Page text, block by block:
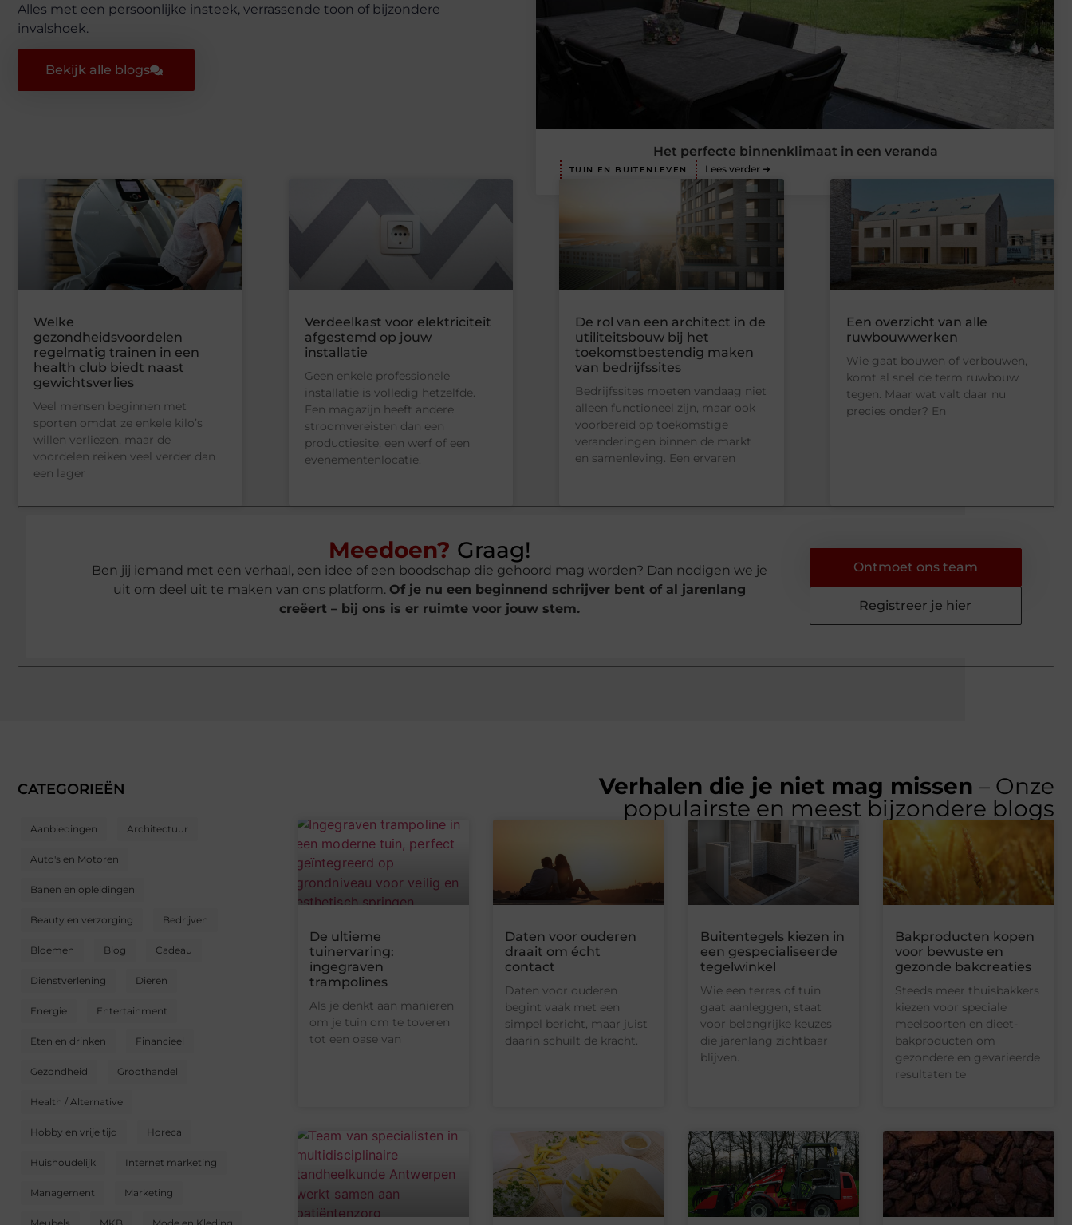
Alles met een persoonlijke insteek, verrassende toon of bijzondere
invalshoek.
Bekijk alle blogs
Het perfecte binnenklimaat in een veranda
TUIN EN BUITENLEVEN Lees verder ➜
Welke
gezondheidsvoordelen
regelmatig trainen in een
health club biedt naast
gewichtsverlies
Veel mensen beginnen met
sporten omdat ze enkele kilo’s
willen verliezen, maar de
voordelen reiken veel verder dan
een lager
Verdeelkast voor elektriciteit
afgestemd op jouw
installatie
Geen enkele professionele
installatie is volledig hetzelfde.
Een magazijn heeft andere
stroomvereisten dan een
productiesite, een werf of een
evenementenlocatie.
De rol van een architect in de
utiliteitsbouw bij het
toekomstbestendig maken
van bedrijfssites
Bedrijfssites moeten vandaag niet
alleen functioneel zijn, maar ook
voorbereid op toekomstige
veranderingen binnen de markt
en samenleving. Een ervaren
Een overzicht van alle
ruwbouwwerken
Wie gaat bouwen of verbouwen,
komt al snel de term ruwbouw
tegen. Maar wat valt daar nu
precies onder? En
Meedoen? Graag!
Ben jij iemand met een verhaal, een idee of een boodschap die gehoord mag worden? Dan nodigen we je
uit om deel uit te maken van ons platform. Of je nu een beginnend schrijver bent of al jarenlang
creëert – bij ons is er ruimte voor jouw stem.
Ontmoet ons team
Registreer je hier
CATEGORIEËN
Aanbiedingen Architectuur
Auto's en Motoren
Banen en opleidingen
Beauty en verzorging Bedrijven
Bloemen Blog Cadeau
Dienstverlening Dieren
Energie Entertainment
Eten en drinken Financieel
Gezondheid Groothandel
Health / Alternative
Hobby en vrije tijd Horeca
Huishoudelijk Internet marketing
Management Marketing
Verhalen die je niet mag missen – Onze
populairste en meest bijzondere blogs
De ultieme
tuinervaring:
ingegraven
trampolines
Als je denkt aan manieren
om je tuin om te toveren
tot een oase van
Daten voor ouderen
draait om écht
contact
Daten voor ouderen
begint vaak met een
simpel bericht, maar juist
daarin schuilt de kracht.
Buitentegels kiezen in
een gespecialiseerde
tegelwinkel
Wie een terras of tuin
gaat aanleggen, staat
voor belangrijke keuzes
die jarenlang zichtbaar
blijven.
Bakproducten kopen
voor bewuste en
gezonde bakcreaties
Steeds meer thuisbakkers
kiezen voor speciale
meelsoorten en dieet-
bakproducten om
gezondere en gevarieerde
resultaten te